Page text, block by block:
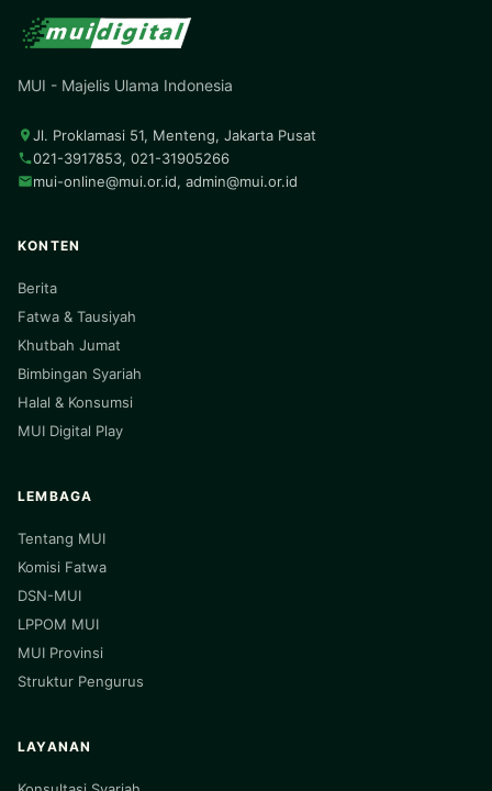
MUI - Majelis Ulama Indonesia
Jl. Proklamasi 51, Menteng, Jakarta Pusat
021-3917853, 021-31905266
mui-online@mui.or.id, admin@mui.or.id
KONTEN
Berita
Fatwa & Tausiyah
Khutbah Jumat
Bimbingan Syariah
Halal & Konsumsi
MUI Digital Play
LEMBAGA
Tentang MUI
Komisi Fatwa
DSN-MUI
LPPOM MUI
MUI Provinsi
Struktur Pengurus
LAYANAN